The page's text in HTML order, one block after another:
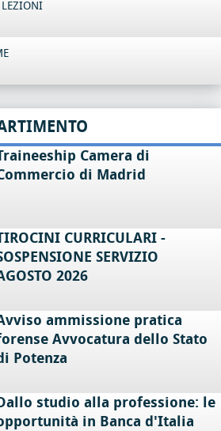
LEZIONI
Camera di
di Madrid
CURRICULARI -
SERVIZIO
2026
ammissione pratica
Avvocatura dello Stato
Potenza
studio alla professione: le
in Banca d'Italia